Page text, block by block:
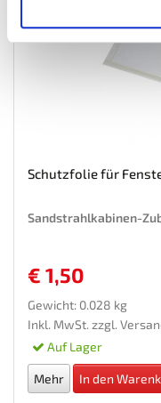
Schutzfolie für
Sandstrahlkabinen-
€ 1,50
Gewicht: 0.028 kg
Inkl. MwSt. zzgl.
Auf Lager
Mehr In den